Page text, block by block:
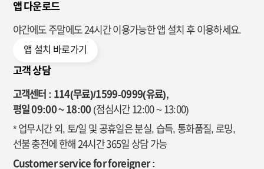
앱 다운로드
야간에도 주말에도 24시간 이용가능한앱 설치 후 이용하세요.
앱 설치 바로가기
고객 상담
고객센터 : 114(무료)/1599-0999(유료),
평일 09:00 ~ 18:00 (점심시간 12:00 ~ 13:00)
* 업무시간 외, 토/일 및 공휴일은 분실, 습득, 통화품질, 로밍,
선불 충전에 한해 24시간 365일 상담 가능
Customer service for foreigner :